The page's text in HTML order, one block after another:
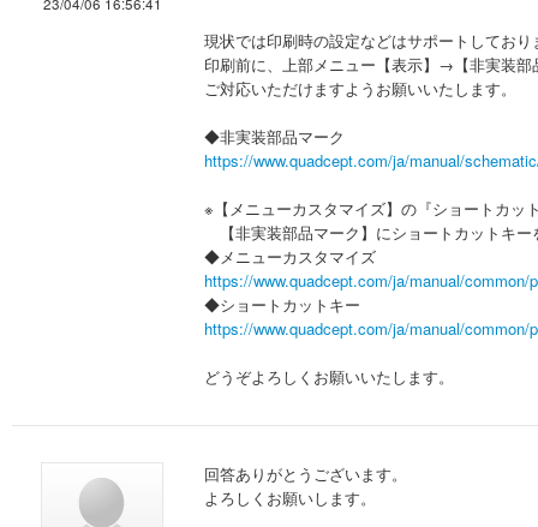
現状では印刷時の設定などはサポートしてお
印刷前に、上部メニュー【表示】→【非実装
ご対応いただけますようお願いいたします。
◆非実装部品マーク
https://www.quadcept.com/ja/manual/
※【メニューカスタマイズ】の『ショートカッ
【非実装部品マーク】にショートカットキ
◆メニューカスタマイズ
https://www.quadcept.com/ja/manual/common/
◆ショートカットキー
https://www.quadcept.com/ja/manual/common/
どうぞよろしくお願いいたします。
回答ありがとうございます。
よろしくお願いします。